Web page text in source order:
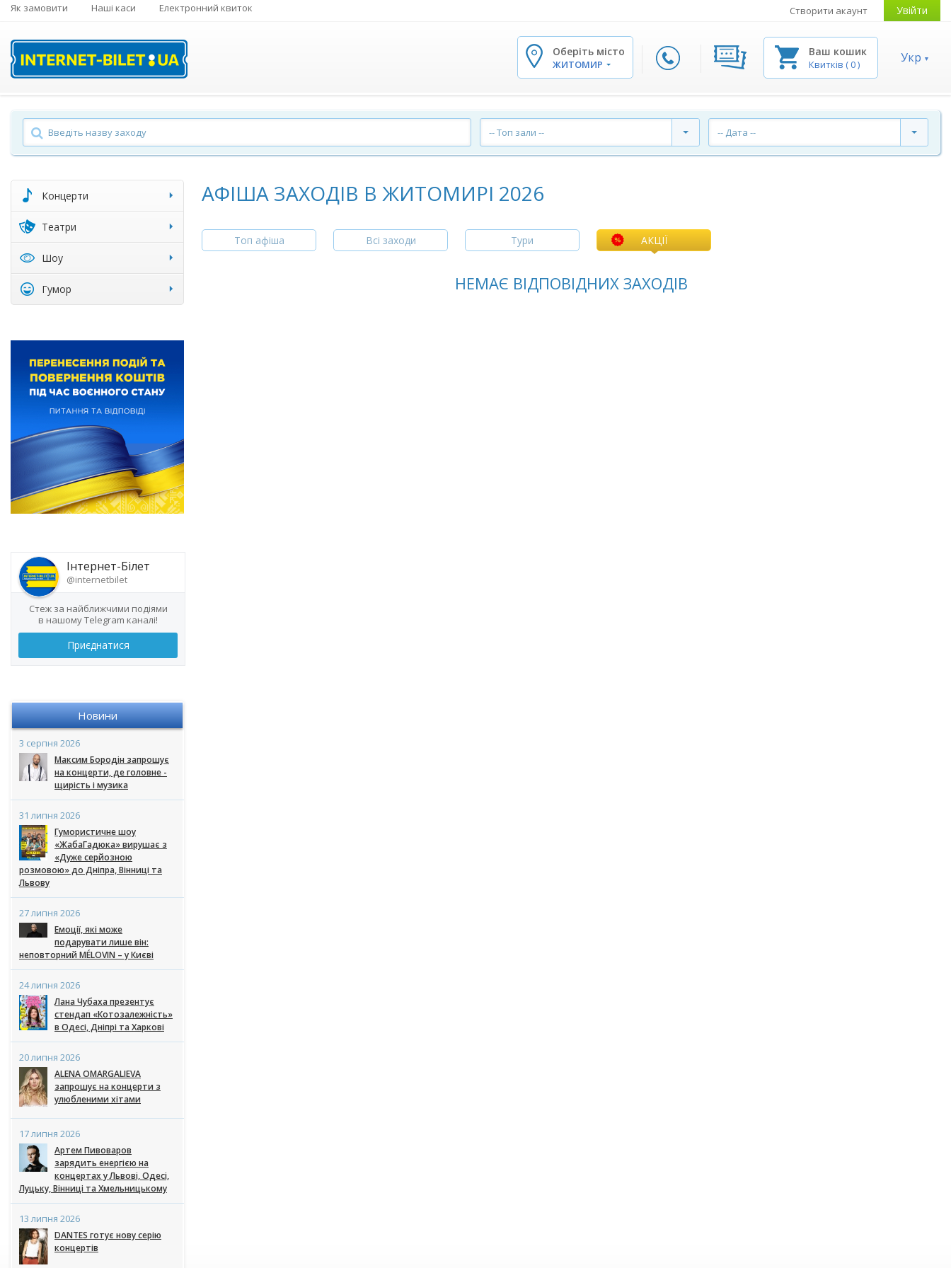
Як замовити Наші каси Електронний квиток Створити акаунт Увійти
Оберіть місто
ЖИТОМИР
Ваш кошик
Квитків (0) Укр
-- Топ зали -- -- Дата --
Концерти
Театри
Шоу
Гумор
Інтернет-Білет
@internetbilet
Стеж за найближчими подіями
в нашому Telegram каналі!
Приєднатися
Новини
3 серпня 2026
Максим Бородін запрошує
на концерти, де головне -
щирість і музика
31 липня 2026
Гумористичне шоу
«ЖабаГадюка» вирушає з
«Дуже серйозною
розмовою» до Дніпра, Вінниці та
Львову
27 липня 2026
Емоції, які може
подарувати лише він:
неповторний MÉLOVIN – у Києві
24 липня 2026
Лана Чубаха презентує
стендап «Котозалежність»
в Одесі, Дніпрі та Харкові
20 липня 2026
ALENA OMARGALIEVA
запрошує на концерти з
улюбленими хітами
17 липня 2026
Артем Пивоваров
зарядить енергією на
концертах у Львові, Одесі,
Луцьку, Вінниці та Хмельницькому
13 липня 2026
DANTES готує нову серію
концертів
АФІША ЗАХОДІВ В ЖИТОМИРІ 2026
Топ афіша Всі заходи Тури АКЦІЇ
НЕМАЄ ВІДПОВІДНИХ ЗАХОДІВ